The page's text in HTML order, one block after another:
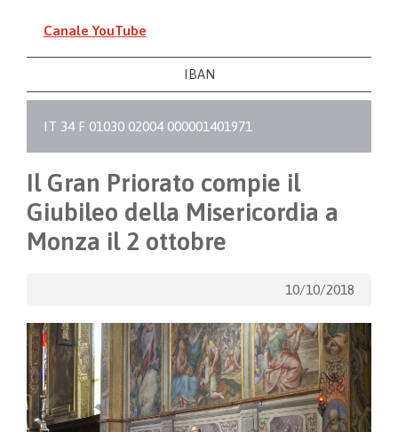
Canale YouTube
IBAN
IT 34 F 01030 02004 000001401971
Il Gran Priorato compie il
Giubileo della Misericordia a
Monza il 2 ottobre
10/10/2018